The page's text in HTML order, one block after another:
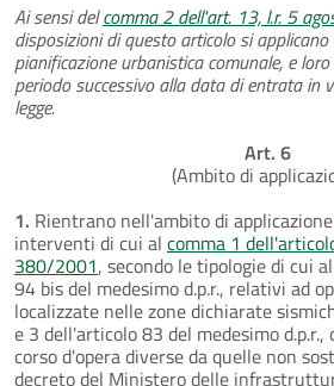
Ai sensi delcomma 2 dell'art. 13, l.r. 5
disposizioni di questo articolo si
pianificazione urbanistica comunale, e
periodo successivo alla data di entrata in
legge.
Art. 6
(Ambito di
1. Rientrano nell'ambito di
interventi di cui al comma 1
380/2001, secondo le tipologie di cui
94 bis del medesimo d.p.r., relativi ad
localizzate nelle zone dichiarate
e 3 dell'articolo 83 del medesimo
corso d'opera diverse da quelle non
decreto del Ministero delle